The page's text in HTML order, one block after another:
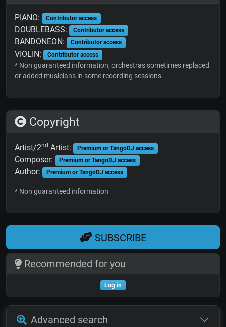
PIANO: Contributor access
DOUBLEBASS: Contributor access
BANDONEON: Contributor access
VIOLIN: Contributor access
* Non guaranteed information; orchestras sometimes replaced
or added musicians in some recording sessions.
Copyright
Artist/2nd Artist: Premium or TangoDJ access
Composer: Premium or TangoDJ access
Author: Premium or TangoDJ access
* Non guaranteed information
SUBSCRIBE
Recommended for you
Log in
Advanced search